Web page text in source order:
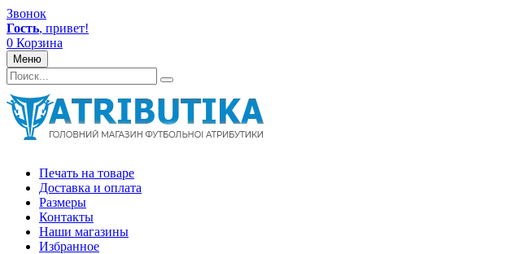
Звонок
Гость, привет!
0 Корзина
Меню
Печать на товаре
Доставка и оплата
Размеры
Контакты
Наши магазины
Избранное